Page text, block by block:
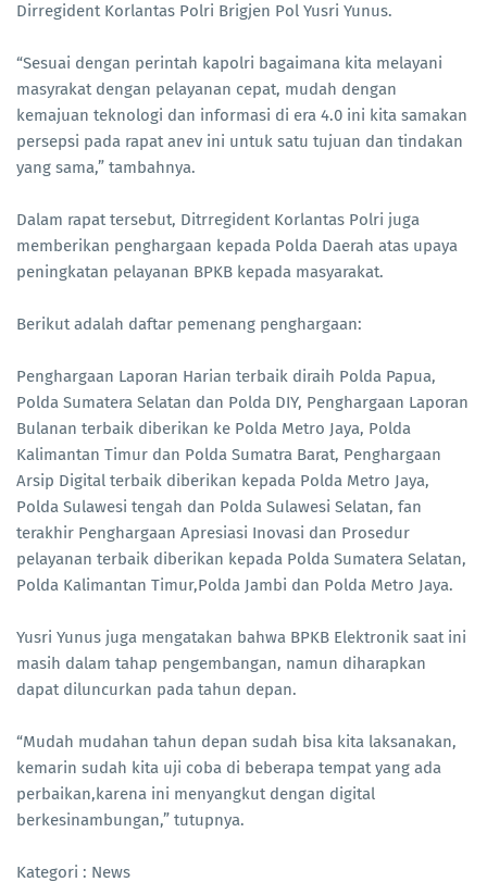
Dirregident Korlantas Polri Brigjen Pol Yusri Yunus.
“Sesuai dengan perintah kapolri bagaimana kita melayani
masyrakat dengan pelayanan cepat, mudah dengan
kemajuan teknologi dan informasi di era 4.0 ini kita samakan
persepsi pada rapat anev ini untuk satu tujuan dan tindakan
yang sama,” tambahnya.
Dalam rapat tersebut, Ditrregident Korlantas Polri juga
memberikan penghargaan kepada Polda Daerah atas upaya
peningkatan pelayanan BPKB kepada masyarakat.
Berikut adalah daftar pemenang penghargaan:
Penghargaan Laporan Harian terbaik diraih Polda Papua,
Polda Sumatera Selatan dan Polda DIY, Penghargaan Laporan
Bulanan terbaik diberikan ke Polda Metro Jaya, Polda
Kalimantan Timur dan Polda Sumatra Barat, Penghargaan
Arsip Digital terbaik diberikan kepada Polda Metro Jaya,
Polda Sulawesi tengah dan Polda Sulawesi Selatan, fan
terakhir Penghargaan Apresiasi Inovasi dan Prosedur
pelayanan terbaik diberikan kepada Polda Sumatera Selatan,
Polda Kalimantan Timur,Polda Jambi dan Polda Metro Jaya.
Yusri Yunus juga mengatakan bahwa BPKB Elektronik saat ini
masih dalam tahap pengembangan, namun diharapkan
dapat diluncurkan pada tahun depan.
“Mudah mudahan tahun depan sudah bisa kita laksanakan,
kemarin sudah kita uji coba di beberapa tempat yang ada
perbaikan,karena ini menyangkut dengan digital
berkesinambungan,” tutupnya.
Kategori : News